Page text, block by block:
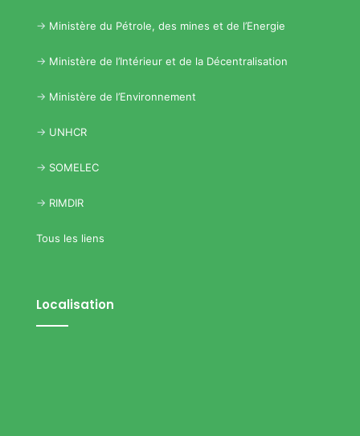
-> Ministère du Pétrole, des mines et de l’Energie
-> Ministère de l’Intérieur et de la Décentralisation
-> Ministère de l’Environnement
-> UNHCR
-> SOMELEC
-> RIMDIR
Tous les liens
Localisation